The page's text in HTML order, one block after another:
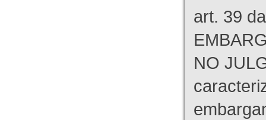
art. 39
NO